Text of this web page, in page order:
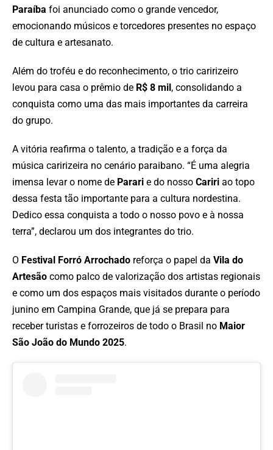
Paraíba foi anunciado como o grande vencedor,
emocionando músicos e torcedores presentes no espaço
de cultura e artesanato.
Além do troféu e do reconhecimento, o trio caririzeiro
levou para casa o prêmio de R$ 8 mil , consolidando a
conquista como uma das mais importantes da carreira
do grupo.
A vitória reafirma o talento, a tradição e a força da
música caririzeira no cenário paraibano. “É uma alegria
imensa levar o nome de Parari e do nosso Cariri ao topo
dessa festa tão importante para a cultura nordestina.
Dedico essa conquista a todo o nosso povo e à nossa
terra”, declarou um dos integrantes do trio.
O Festival Forró Arrochado reforça o papel da Vila do
Artesão como palco de valorização dos artistas regionais
e como um dos espaços mais visitados durante o período
junino em Campina Grande, que já se prepara para
receber turistas e forrozeiros de todo o Brasil no Maior
São João do Mundo 2025.